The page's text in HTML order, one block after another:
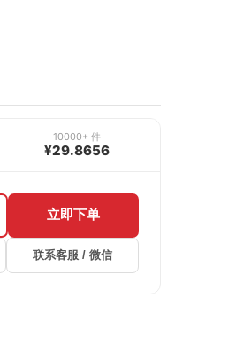
10000+ 件
¥29.8656
立即下单
联系客服 / 微信